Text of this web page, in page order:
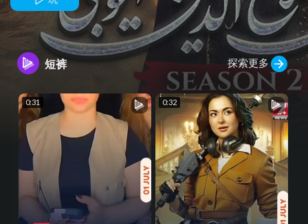
4 September
25 - HUM TV
短裤 探索更多
0:31 0:32